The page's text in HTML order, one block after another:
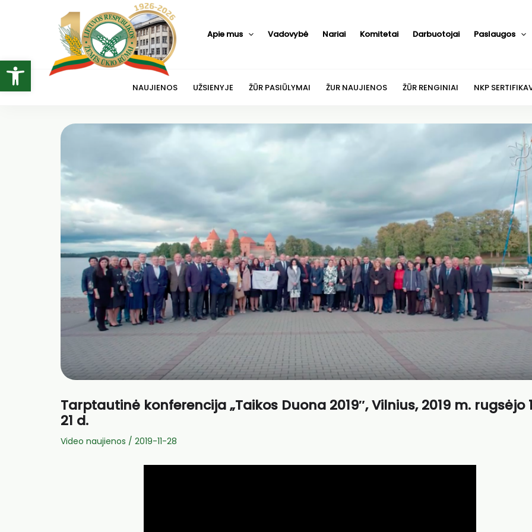
Open toolbar
Apie mus Vadovybė Nariai Komitetai Darbuotojai Paslaugos
NAUJIENOS UŽSIENYJE ŽŪR PASIŪLYMAI ŽUR NAUJIENOS ŽŪR RENGINIAI NKP
Tarptautinė konferencija „Taikos Duona 2019″, Vilnius, 2019 m. rugsėjo
21 d.
Video naujienos / 2019-11-28